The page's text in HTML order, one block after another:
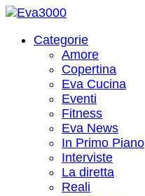
Categorie
Amore
Copertina
Eva Cucina
Eventi
Fitness
Eva News
In Primo Piano
Interviste
La diretta
Reali